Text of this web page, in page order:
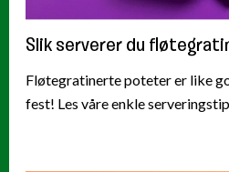
Slik serverer du
Fløtegratinerte poteter er like
fest! Les våre enkle